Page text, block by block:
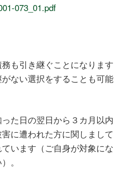
073_01.pdf
も引き継ぐことになります
ない選択をすることも可能
た日の翌日から３カ月以内
に遭われた方に関しまして
います（ご自身が対象にな
。